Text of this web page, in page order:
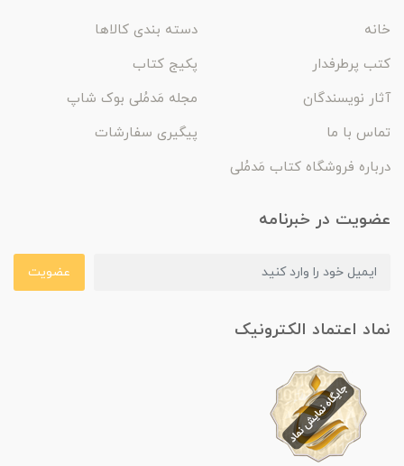
خانه
دسته بندی کالاها
کتب پرطرفدار
پکیج کتاب
آثار نویسندگان
مجله مَدمُلی بوک شاپ
تماس با ما
پیگیری سفارشات
درباره فروشگاه کتاب مَدمُلی
عضویت در خبرنامه
عضویت
نماد اعتماد الکترونیک